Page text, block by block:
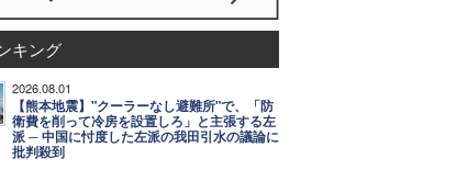
キング
2026.08.01
【熊本地震】"クーラーなし避難所"で、「防
衛費を削って冷房を設置しろ」と主張する左
派 ─ 中国に忖度した左派の我田引水の議論に
批判殺到